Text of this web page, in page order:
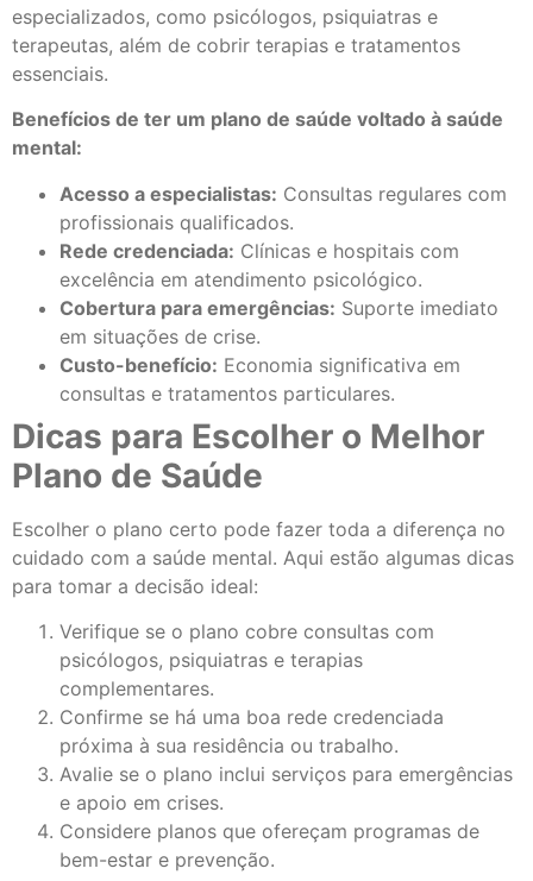
especializados, como psicólogos, psiquiatras e
terapeutas, além de cobrir terapias e tratamentos
essenciais.
Benefícios de ter um plano de saúde voltado à saúde
mental:
Acesso a especialistas: Consultas regulares com
profissionais qualificados.
Rede credenciada: Clínicas e hospitais com
excelência em atendimento psicológico.
Cobertura para emergências: Suporte imediato
em situações de crise.
Custo-benefício: Economia significativa em
consultas e tratamentos particulares.
Dicas para Escolher o Melhor
Plano de Saúde
Escolher o plano certo pode fazer toda a diferença no
cuidado com a saúde mental. Aqui estão algumas dicas
para tomar a decisão ideal:
Verifique se o plano cobre consultas com
psicólogos, psiquiatras e terapias
complementares.
Confirme se há uma boa rede credenciada
próxima à sua residência ou trabalho.
Avalie se o plano inclui serviços para emergências
e apoio em crises.
Considere planos que ofereçam programas de
bem-estar e prevenção.